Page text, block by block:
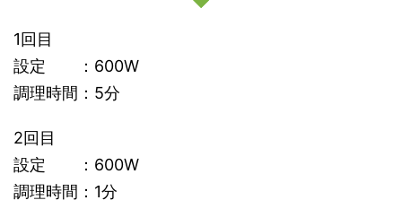
1回目
設定 ：600W
調理時間：5分
2回目
設定 ：600W
調理時間：1分